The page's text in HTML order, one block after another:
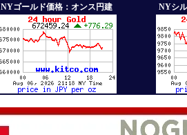
NYゴールド価格：オンス円建 NYシ